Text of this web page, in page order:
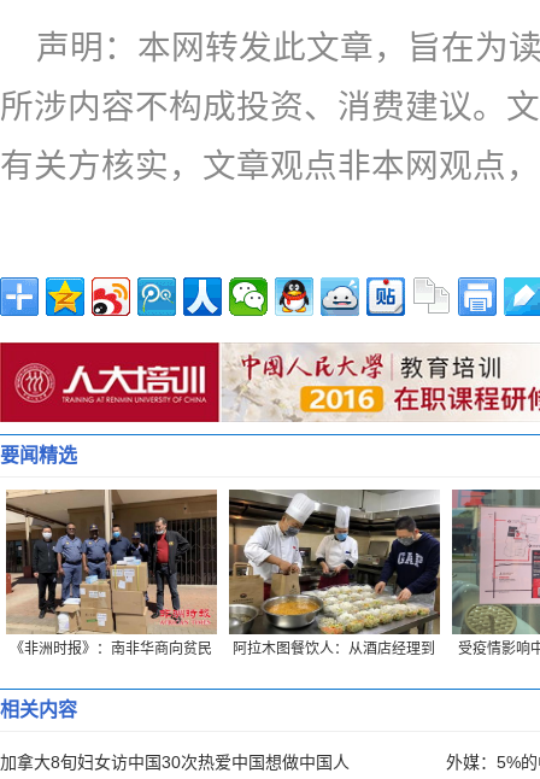
声明：本网转发此文章，旨在为
所涉内容不构成投资、消费建议。
有关方核实，文章观点非本网观点
要闻精选
《非洲时报》：南非华商向贫民
阿拉木图餐饮人：从酒店经理到
受疫情影响
相关内容
加拿大8旬妇女访中国30次热爱中国想做中国人
外媒：5%